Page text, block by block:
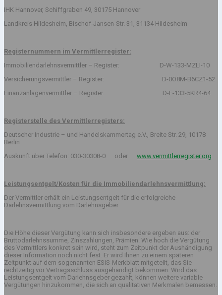
IHK Hannover, Schiffgraben 49, 30175 Hannover
Landkreis Hildesheim, Bischof-Jansen-Str. 31, 31134 Hildesheim
Registernummern im Vermittlerregister:
Immobiliendarlehnsvermittler – Register: D-W-133-MZLI-10
Versicherungsvermittler – Register: D-0O8M-B6CZ1-52
Finanzanlagenvermittler – Register: D-F-133-5KR4-64
Registerstelle des Vermittlerregisters:
Deutscher Industrie – und Handelskammertag e.V., Breite Str. 29, 10178
Berlin
Auskunft über Telefon: 030-30308-0 oder www.vermittlerregister.org
Leistungsentgelt/Kosten für die Immobiliendarlehnsvermittlung:
Der Vermittler erhält ein Leistungsentgelt für die erfolgreiche
Darlehnsvermittlung vom Darlehnsgeber.
Die Höhe dieser Vergütung kann sich insbesondere ergeben aus: der
Bruttodarlehnssumme, Zinszahlungen, Prämien. Wie hoch die Vergütung
des Vermittlers konkret sein wird, steht zum Zeitpunkt der Aushändigung
dieser Information noch nicht fest. Er wird Ihnen zu einem späteren
Zeitpunkt auf dem sogenannten ESIS-Merkblatt mitgeteilt, das Sie
rechtzeitig vor Vertragsschluss ausgehändigt bekommen. Wird das
Leistungsentgelt vom Darlehnsgeber gezahlt, können weitere variable
Vergütungen hinzukommen, die sich an qualitativen Merkmalen bemessen.